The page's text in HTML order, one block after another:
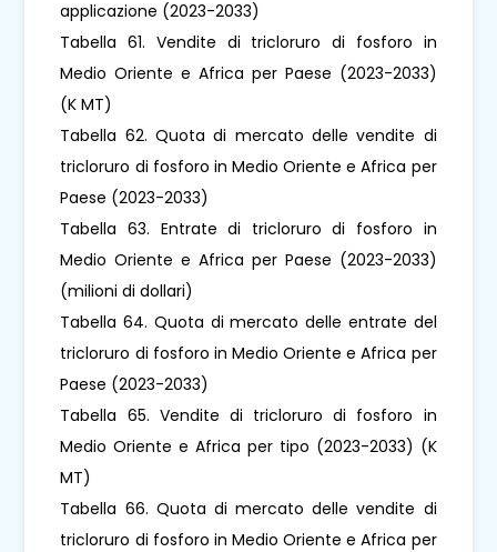
applicazione (2023-2033)
Tabella 61. Vendite di tricloruro di fosforo in
Medio Oriente e Africa per Paese (2023-2033)
(K MT)
Tabella 62. Quota di mercato delle vendite di
tricloruro di fosforo in Medio Oriente e Africa per
Paese (2023-2033)
Tabella 63. Entrate di tricloruro di fosforo in
Medio Oriente e Africa per Paese (2023-2033)
(milioni di dollari)
Tabella 64. Quota di mercato delle entrate del
tricloruro di fosforo in Medio Oriente e Africa per
Paese (2023-2033)
Tabella 65. Vendite di tricloruro di fosforo in
Medio Oriente e Africa per tipo (2023-2033) (K
MT)
Tabella 66. Quota di mercato delle vendite di
tricloruro di fosforo in Medio Oriente e Africa per